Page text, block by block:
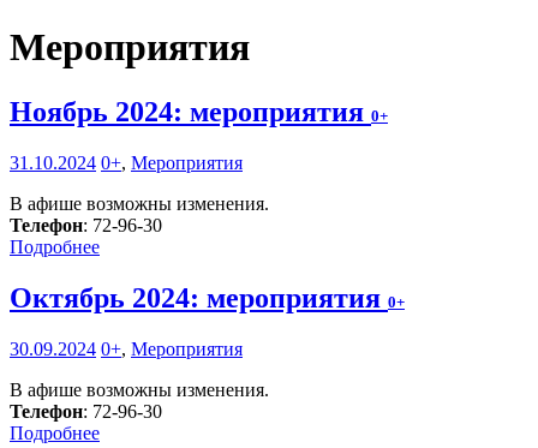
Мероприятия
Ноябрь 2024: мероприятия 0+
31.10.2024 0+, Мероприятия
В афише возможны изменения.
Телефон: 72-96-30
Подробнее
Октябрь 2024: мероприятия 0+
30.09.2024 0+, Мероприятия
В афише возможны изменения.
Телефон: 72-96-30
Подробнее